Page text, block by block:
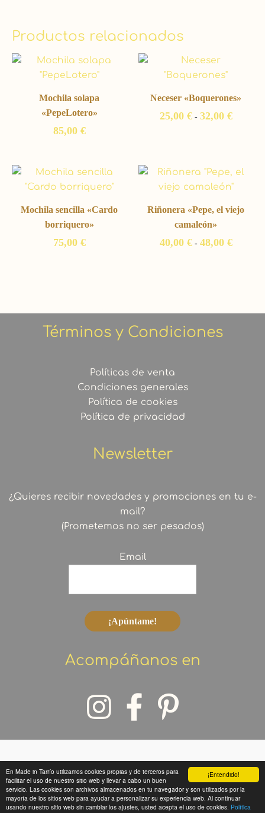
¡Entendido!
En Made in Tarrío utilizamos cookies propias y de terceros para
facilitar el uso de nuestro sitio web y llevar a cabo un buen
servicio. Las cookies son archivos almacenados en tu navegador y son utilizados por la
mayoría de los sitios web para ayudar a personalizar su experiencia web. Al continuar
usando nuestro sitio web sin cambiar los ajustes, usted acepta el uso de cookies. Política
Productos relacionados
Mochila solapa
«PepeLotero»
85,00 €
Neceser «Boquerones»
25,00 € - 32,00 €
25,00 €
hasta
32,00 €
Mochila sencilla «Cardo
borriquero»
75,00 €
Riñonera «Pepe, el viejo
camaleón»
40,00 € - 48,00 €
Rango
40,00 €
Términos y Condiciones
Políticas de venta
Condiciones generales
Política de cookies
Política de privacidad
Newsletter
¿Quieres recibir novedades y promociones en tu e-
mail?
(Prometemos no ser pesados)
Email
Acompáñanos en
Copyright © 2026 Made in Tarrío